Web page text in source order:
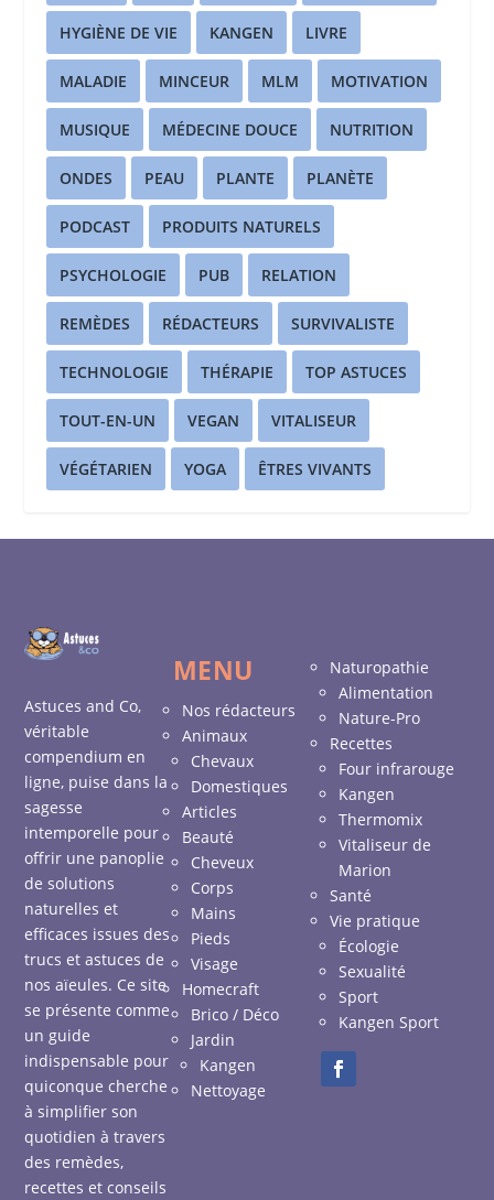
HYGIÈNE DE VIE KANGEN LIVRE
MALADIE MINCEUR MLM MOTIVATION
MUSIQUE MÉDECINE DOUCE NUTRITION
ONDES PEAU PLANTE PLANÈTE
PODCAST PRODUITS NATURELS
PSYCHOLOGIE PUB RELATION
REMÈDES RÉDACTEURS SURVIVALISTE
TECHNOLOGIE THÉRAPIE TOP ASTUCES
TOUT-EN-UN VEGAN VITALISEUR
VÉGÉTARIEN YOGA ÊTRES VIVANTS
Astuces and Co,
véritable
compendium en
ligne, puise dans la
sagesse
intemporelle pour
offrir une panoplie
de solutions
naturelles et
efficaces issues des
trucs et astuces de
nos aïeules. Ce site
se présente comme
un guide
indispensable pour
quiconque cherche
à simplifier son
quotidien à travers
des remèdes,
recettes et conseils
MENU
Nos rédacteurs
Animaux
Chevaux
Domestiques
Articles
Beauté
Cheveux
Corps
Mains
Pieds
Visage
Homecraft
Brico / Déco
Jardin
Kangen
Nettoyage
Naturopathie
Alimentation
Nature-Pro
Recettes
Four infrarouge
Kangen
Thermomix
Vitaliseur de
Marion
Santé
Vie pratique
Écologie
Sexualité
Sport
Kangen Sport